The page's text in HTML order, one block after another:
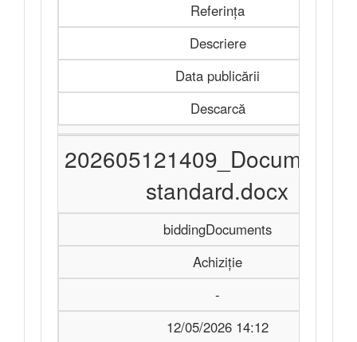
Referința
Descriere
Data publicării
Descarcă
standard.docx
biddingDocuments
Achiziție
-
12/05/2026 14:12